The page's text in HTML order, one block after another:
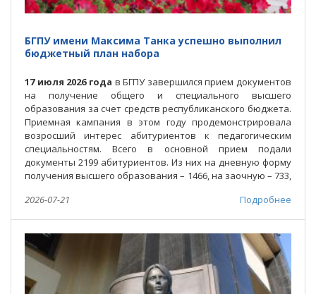
БГПУ имени Максима Танка успешно выполнил
бюджетный план набора
17 июля 2026 года в БГПУ завершился прием документов
на получение общего и специального высшего
образования за счет средств республиканского бюджета.
Приемная кампания в этом году продемонстрировала
возросший интерес абитуриентов к педагогическим
специальностям. Всего в основной прием подали
документы 2199 абитуриентов. Из них на дневную форму
получения высшего образования – 1466, на заочную – 733,
2026-07-21
Подробнее